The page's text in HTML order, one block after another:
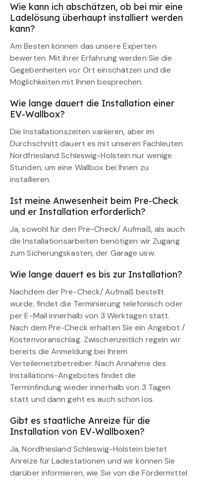
Wie kann ich abschätzen, ob bei mir eine
Ladelösung überhaupt installiert werden
kann?
Am Besten können das unsere Experten
bewerten. Mit ihrer Erfahrung werden Sie die
Gegebenheiten vor Ort einschätzen und die
Möglichkeiten mit Ihnen besprechen.
Wie lange dauert die Installation einer
EV-Wallbox?
Die Installationszeiten variieren, aber im
Durchschnitt dauert es mit unseren Fachleuten
Nordfriesland Schleswig-Holstein nur wenige
Stunden, um eine Wallbox bei Ihnen zu
installieren.
Ist meine Anwesenheit beim Pre-Check
und er Installation erforderlich?
Ja, sowohl für den Pre-Check/ Aufmaß, als auch
die Installationsarbeiten benötigen wir Zugang
zum Sicherungskasten, der Garage usw.
Wie lange dauert es bis zur Installation?
Nachdem der Pre-Check/ Aufmaß bestellt
wurde, findet die Terminierung telefonisch oder
per E-Mail innerhalb von 3 Werktagen statt.
Nach dem Pre-Check erhalten Sie ein Angebot /
Kostenvoranschlag. Zwischenzeitlich regeln wir
bereits die Anmeldung bei Ihrem
Verteilernetzbetreiber. Nach Annahme des
Installations-Angebotes findet die
Terminfindung wieder innerhalb von 3 Tagen
statt und dann geht es auch schon los.
Gibt es staatliche Anreize für die
Installation von EV-Wallboxen?
Ja, Nordfriesland Schleswig-Holstein bietet
Anreize für Ladestationen und wir können Sie
darüber informieren, wie Sie von die Fördermittel